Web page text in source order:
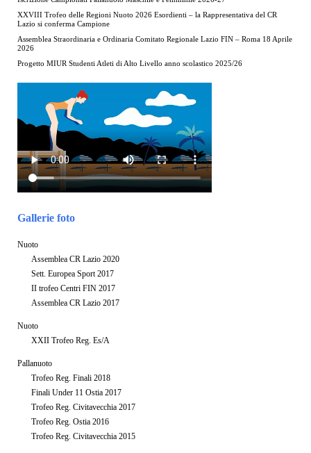
XXVIII Trofeo delle Regioni Nuoto 2026 Esordienti – la Rappresentativa del CR
Lazio si conferma Campione
Assemblea Straordinaria e Ordinaria Comitato Regionale Lazio FIN – Roma 18 Aprile
2026
Progetto MIUR Studenti Atleti di Alto Livello anno scolastico 2025/26
Gallerie foto
Nuoto
Assemblea CR Lazio 2020
Sett. Europea Sport 2017
II trofeo Centri FIN 2017
Assemblea CR Lazio 2017
Nuoto
XXII Trofeo Reg. Es/A
Pallanuoto
Trofeo Reg. Finali 2018
Finali Under 11 Ostia 2017
Trofeo Reg. Civitavecchia 2017
Trofeo Reg. Ostia 2016
Trofeo Reg. Civitavecchia 2015